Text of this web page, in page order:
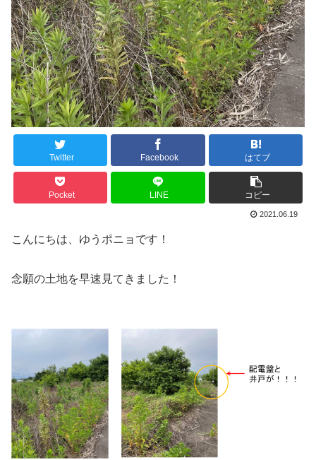
Twitter Facebook はてブ
Pocket LINE コピー
2021.06.19
こんにちは、ゆうポニョです！
念願の土地を早速見てきました！